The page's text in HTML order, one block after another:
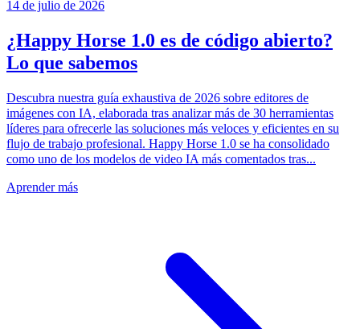
14 de julio de 2026
¿Happy Horse 1.0 es de código abierto?
Lo que sabemos
Descubra nuestra guía exhaustiva de 2026 sobre editores de
imágenes con IA, elaborada tras analizar más de 30 herramientas
líderes para ofrecerle las soluciones más veloces y eficientes en su
flujo de trabajo profesional. Happy Horse 1.0 se ha consolidado
como uno de los modelos de video IA más comentados tras...
Aprender más